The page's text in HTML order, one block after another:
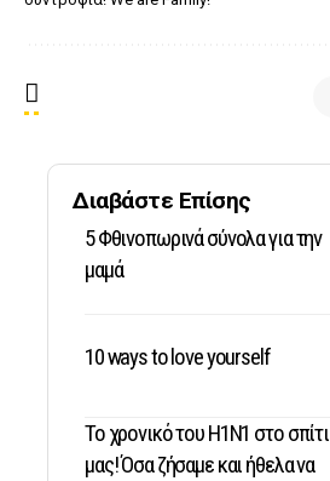
Διαβάστε Επίσης
5 Φθινοπωρινά σύνολα για την
μαμά
10 ways to love yourself
Το χρονικό του Η1Ν1 στο σπίτι
μας! Όσα ζήσαμε και ήθελα να